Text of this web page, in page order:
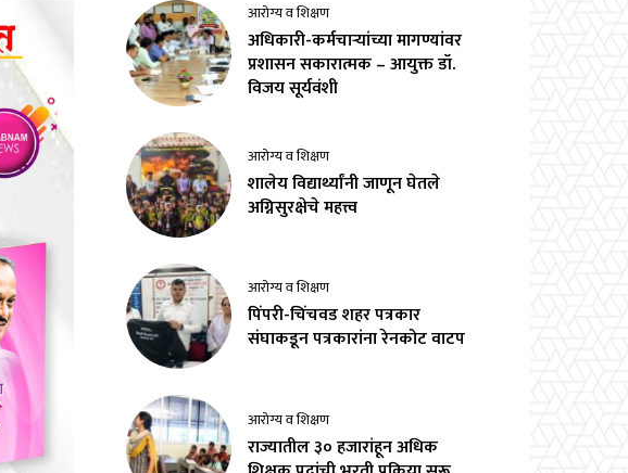
आरोग्य व शिक्षण
अधिकारी-कर्मचाऱ्यांच्या मागण्यांवर
प्रशासन सकारात्मक – आयुक्त डॉ.
विजय सूर्यवंशी
आरोग्य व शिक्षण
शालेय विद्यार्थ्यांनी जाणून घेतले
अग्निसुरक्षेचे महत्त्व
आरोग्य व शिक्षण
पिंपरी-चिंचवड शहर पत्रकार
संघाकडून पत्रकारांना रेनकोट वाटप
आरोग्य व शिक्षण
राज्यातील ३० हजारांहून अधिक